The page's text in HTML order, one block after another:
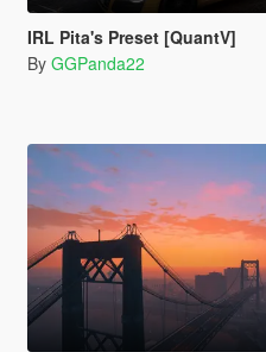
IRL Pita's Preset [QuantV]
By GGPanda22